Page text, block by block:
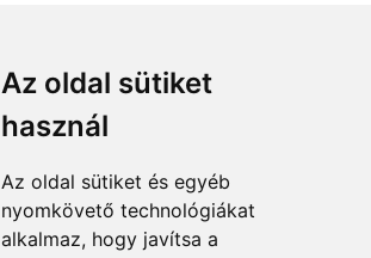
Az oldal sütiket
használ
Az oldal sütiket és egyéb
nyomkövető technológiákat
alkalmaz, hogy javítsa a
Accepted payment methods